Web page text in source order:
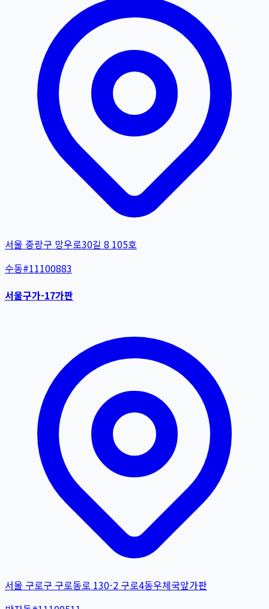
서울 중랑구 망우로30길 8 105호
수동#11100883
서울구가-17가판
서울 구로구 구로동로 130-2 구로4동우체국앞가판